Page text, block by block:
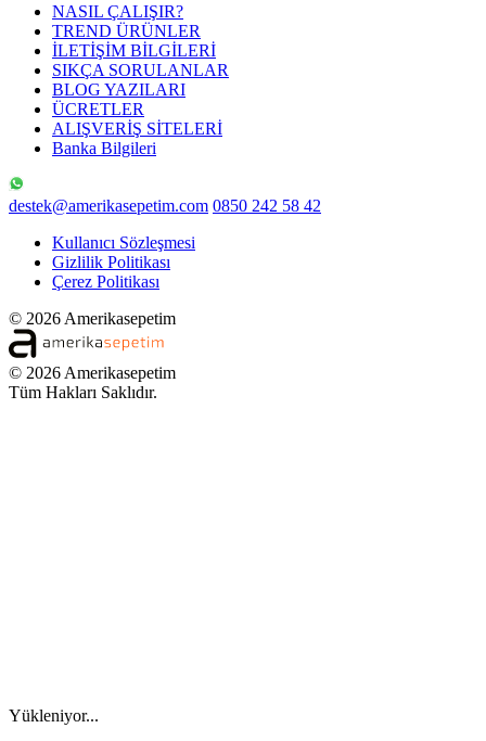
NASIL ÇALIŞIR?
TREND ÜRÜNLER
İLETİŞİM BİLGİLERİ
SIKÇA SORULANLAR
BLOG YAZILARI
ÜCRETLER
ALIŞVERİŞ SİTELERİ
Banka Bilgileri
destek@amerikasepetim.com 0850 242 58 42
Kullanıcı Sözleşmesi
Gizlilik Politikası
Çerez Politikası
© 2026 Amerikasepetim
© 2026 Amerikasepetim
Tüm Hakları Saklıdır.
Yükleniyor...